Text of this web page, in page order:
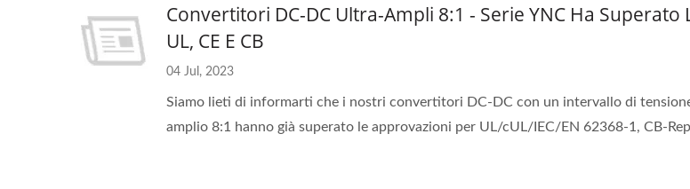
Convertitori DC-DC Ultra-Ampli 8:1 - Serie YNC Ha Superato
UL, CE E CB
04 Jul, 2023
Siamo lieti di informarti che i nostri convertitori DC-DC con un intervallo di
amplio 8:1 hanno già superato le approvazioni per UL/cUL/IEC/EN 62368-1, CB-